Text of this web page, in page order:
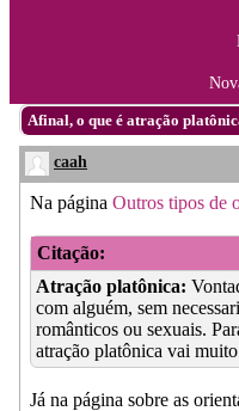
Afinal, o que é atração
caah
Na página Outros tipos de
Citação:
Atração platônica:
com alguém, sem
românticos ou sexuais.
atração platônica vai
Já na página sobre as